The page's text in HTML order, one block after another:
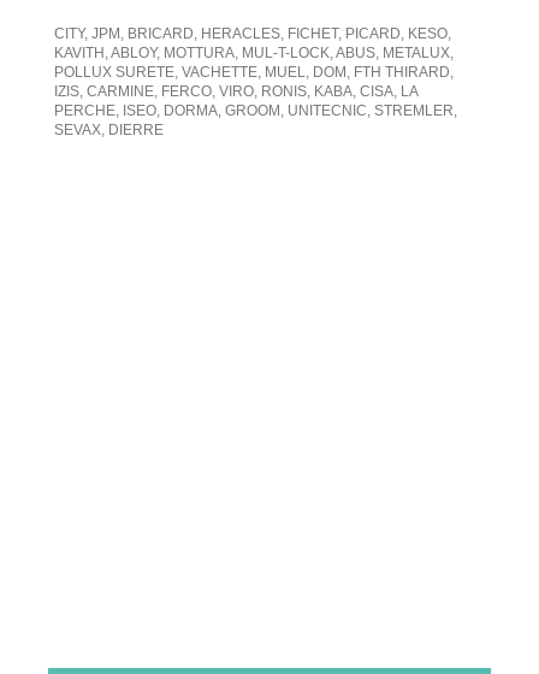
CITY, JPM, BRICARD, HERACLES, FICHET, PICARD, KESO,
KAVITH, ABLOY, MOTTURA, MUL-T-LOCK, ABUS, METALUX,
POLLUX SURETE, VACHETTE, MUEL, DOM, FTH THIRARD,
IZIS, CARMINE, FERCO, VIRO, RONIS, KABA, CISA, LA
PERCHE, ISEO, DORMA, GROOM, UNITECNIC, STREMLER,
SEVAX, DIERRE